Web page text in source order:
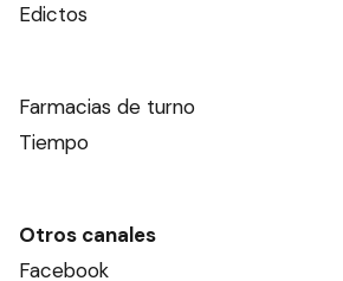
Edictos
Farmacias de turno
Tiempo
Otros canales
Facebook